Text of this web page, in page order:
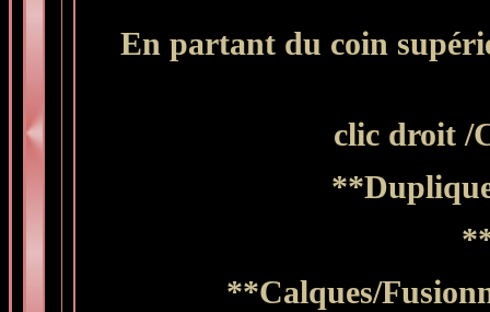
En partant du coin
clic droit /
**Calques/